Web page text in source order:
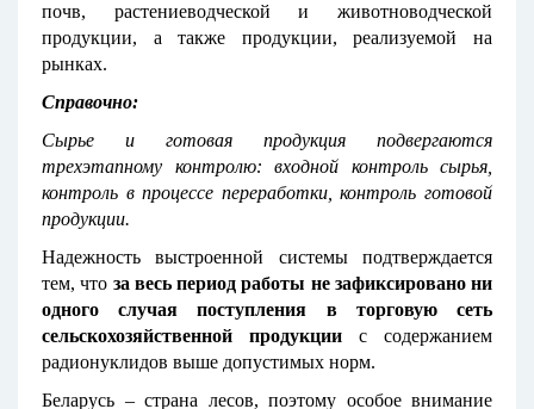
почв, растениеводческой и животноводческой
продукции, а также продукции, реализуемой на
рынках.
Справочно:
Сырье и готовая продукция подвергаются
трехэтапному контролю: входной контроль сырья,
контроль в процессе переработки, контроль готовой
продукции.
Надежность выстроенной системы подтверждается
тем, что за весь период работы не зафиксировано ни
одного случая поступления в торговую сеть
сельскохозяйственной продукции с содержанием
радионуклидов выше допустимых норм.
Беларусь – страна лесов, поэтому особое внимание